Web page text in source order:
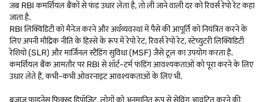
जब RBI कमर्शियल बैंकों से फंड उधार लेता है, तो ली जाने वाली दर को रिवर्स रेपो रेट कहा
जाता है.
RBI लिक्विडिटी को मैनेज करने और अर्थव्यवस्था में पैसे की आपूर्ति को नियंत्रित करने के
लिए अपनी मौद्रिक नीति के हिस्से के रूप में रेपो रेट, रिवर्स रेपो रेट, स्टेच्युटरी लिक्विडिटी
रेशियो (SLR) और मार्जिनल स्टैंडिंग सुविधा (MSF) जैसे टूल का उपयोग करता है.
कमर्शियल बैंक आमतौर पर RBI से शॉर्ट-टर्म फंडिंग आवश्यकताओं को पूरा करने के लिए
उधार लेते हैं, कभी-कभी ओवरनाइट आवश्यकताओं के लिए भी.
बजाज फाइनेंस फिक्स्ड डिपॉजिट, लोगों को अनुमानित रूप से सेविंग आवंटित करने की